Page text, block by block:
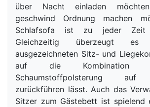
über Nacht einladen
geschwind Ordnung machen
Schlafsofa ist zu jeder Zeit
Gleichzeitig überzeugt
ausgezeichneten Sitz- und
auf die Kombination
Schaumstoffpolsterung auf
zurückführen lässt. Auch das
Sitzer zum Gästebett ist spielend